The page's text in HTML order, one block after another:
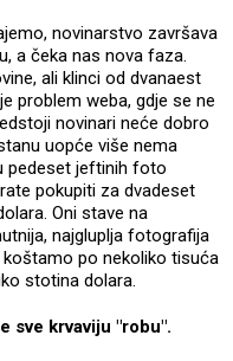
novinarstvo završava
a čeka nas nova faza.
ali klinci od dvanaest
problem weba, gdje se ne
novinari neće dobro
uopće više nema
pedeset jeftinih foto
pokupiti za dvadeset
Oni stave na
najgluplja fotografija
po nekoliko tisuća
stotina dolara.
sve krvaviju "robu".